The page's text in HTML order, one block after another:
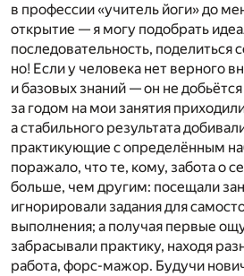
в профессии «учитель йоги» до
открытие — я могу подобрать
последовательность, поделиться
но! Если у человека нет верного
и базовых знаний — он не
за годом на мои занятия
а стабильного результата
практикующие с определённым
поражало, что те, кому, забота о
больше, чем другим: посещали
игнорировали задания для
выполнения; а получая первые
забрасывали практику, находя
работа, форс-мажор. Будучи